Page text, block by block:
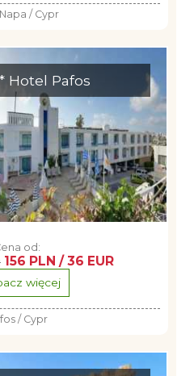
/ Cypr
Hotel Pafos
od:
156 PLN / 36 EUR
więcej
/ Cypr